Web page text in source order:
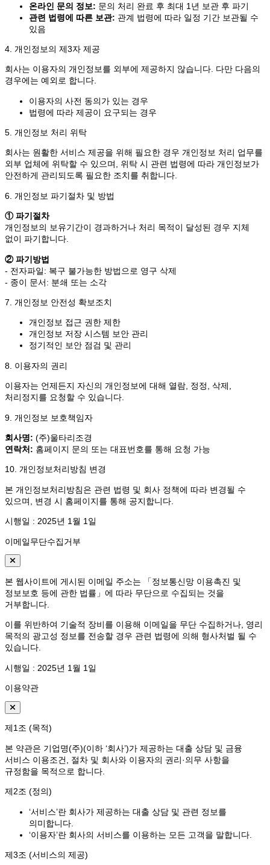
온라인 문의 정보: 문의 처리 완료 후 최대 1년 보관 후 파기
관련 법령에 따른 보관: 관계 법령에 따라 일정 기간 보관될 수
있음
4. 개인정보의 제3자 제공
회사는 이용자의 개인정보를 외부에 제공하지 않습니다. 다만 다음의
경우에는 예외로 합니다.
이용자의 사전 동의가 있는 경우
법령에 따라 제공이 요구되는 경우
5. 개인정보 처리 위탁
회사는 원활한 서비스 제공을 위해 필요한 경우 개인정보 처리 업무를
외부 업체에 위탁할 수 있으며, 위탁 시 관련 법령에 따라 개인정보가
안전하게 관리되도록 필요한 조치를 취합니다.
6. 개인정보 파기절차 및 방법
① 파기절차
개인정보의 보유기간이 경과하거나 처리 목적이 달성된 경우 지체
없이 파기합니다.
② 파기방법
- 전자파일: 복구 불가능한 방법으로 영구 삭제
- 종이 문서: 분쇄 또는 소각
7. 개인정보 안전성 확보조치
개인정보 접근 권한 제한
개인정보 저장 시스템 보안 관리
정기적인 보안 점검 및 관리
8. 이용자의 권리
이용자는 언제든지 자신의 개인정보에 대해 열람, 정정, 삭제,
처리정지를 요청할 수 있습니다.
9. 개인정보 보호책임자
회사명: (주)울타리조경
연락처: 홈페이지 문의 또는 대표번호를 통해 요청 가능
10. 개인정보처리방침 변경
본 개인정보처리방침은 관련 법령 및 회사 정책에 따라 변경될 수
있으며, 변경 시 홈페이지를 통해 공지합니다.
시행일 : 2025년 1월 1일
이메일무단수집거부
본 웹사이트에 게시된 이메일 주소는 「정보통신망 이용촉진 및
정보보호 등에 관한 법률」에 따라 무단으로 수집되는 것을
거부합니다.
이를 위반하여 기술적 장비를 이용해 이메일을 무단 수집하거나, 영리
목적의 광고성 정보를 전송할 경우 관련 법령에 의해 형사처벌 될 수
있습니다.
시행일 : 2025년 1월 1일
이용약관
제1조 (목적)
본 약관은 기업명(주)(이하 ‘회사’)가 제공하는 대출 상담 및 금융
서비스 이용조건, 절차 및 회사와 이용자의 권리·의무 사항을
규정함을 목적으로 합니다.
제2조 (정의)
‘서비스’란 회사가 제공하는 대출 상담 및 관련 정보를
의미합니다.
‘이용자’란 회사의 서비스를 이용하는 모든 고객을 말합니다.
제3조 (서비스의 제공)